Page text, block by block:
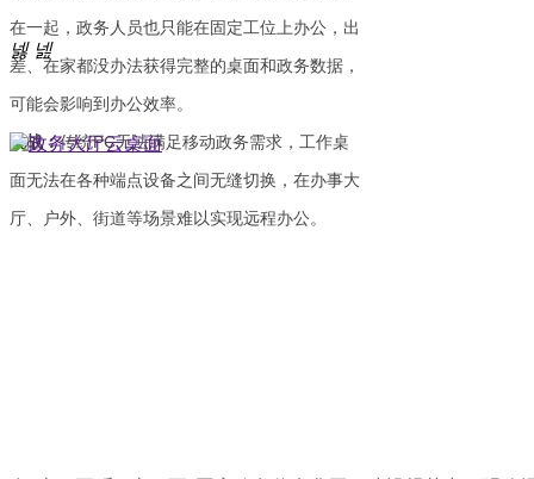
在一起，政务人员也只能在固定工位上办公，出
差、在家都没办法获得完整的桌面和政务数据，
可能会影响到办公效率。
挑战：传统PC无法满足移动政务需求，工作桌
面无法在各种端点设备之间无缝切换，在办事大
厅、户外、街道等场景难以实现远程办公。
넳 넲